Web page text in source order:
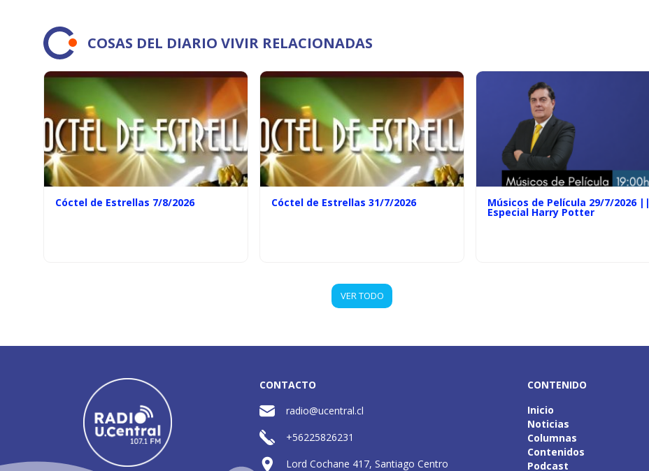
COSAS DEL DIARIO VIVIR RELACIONADAS
Cóctel de Estrellas 7/8/2026 Cóctel de Estrellas 31/7/2026 Músicos de Película 29/7/2026 ||
Especial Harry Potter
VER TODO
CONTACTO
radio@ucentral.cl
+56225826231
Lord Cochane 417, Santiago Centro
CONTENIDO
Inicio
Noticias
Columnas
Contenidos
Podcast